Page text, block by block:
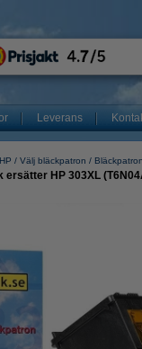
Leverans
HP Välj bläckpatron Bläckpatron
ersätter HP 303XL